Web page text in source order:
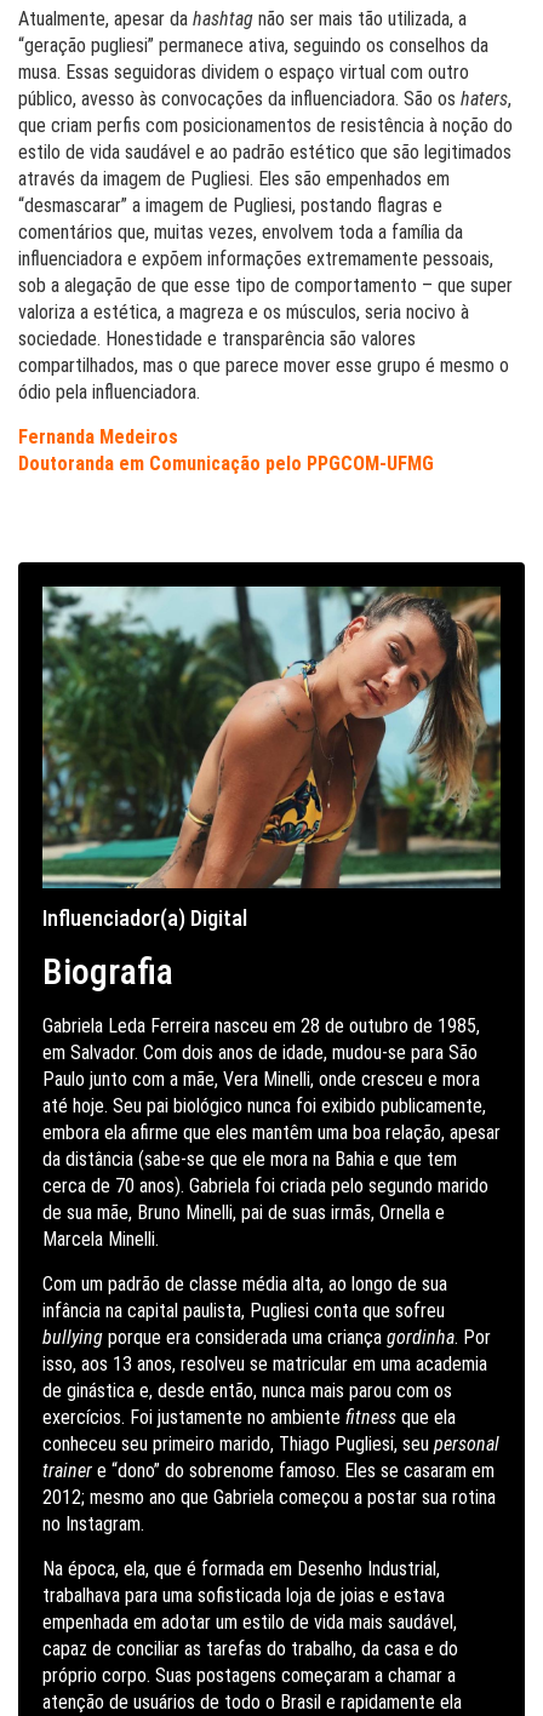
Atualmente, apesar da hashtag não ser mais tão utilizada, a
“geração pugliesi” permanece ativa, seguindo os conselhos da
musa. Essas seguidoras dividem o espaço virtual com outro
público, avesso às convocações da influenciadora. São os haters,
que criam perfis com posicionamentos de resistência à noção do
estilo de vida saudável e ao padrão estético que são legitimados
através da imagem de Pugliesi. Eles são empenhados em
“desmascarar” a imagem de Pugliesi, postando flagras e
comentários que, muitas vezes, envolvem toda a família da
influenciadora e expõem informações extremamente pessoais,
sob a alegação de que esse tipo de comportamento – que super
valoriza a estética, a magreza e os músculos, seria nocivo à
sociedade. Honestidade e transparência são valores
compartilhados, mas o que parece mover esse grupo é mesmo o
ódio pela influenciadora.
Fernanda Medeiros
Doutoranda em Comunicação pelo PPGCOM-UFMG
Influenciador(a) Digital
Biografia
Gabriela Leda Ferreira nasceu em 28 de outubro de 1985,
em Salvador. Com dois anos de idade, mudou-se para São
Paulo junto com a mãe, Vera Minelli, onde cresceu e mora
até hoje. Seu pai biológico nunca foi exibido publicamente,
embora ela afirme que eles mantêm uma boa relação, apesar
da distância (sabe-se que ele mora na Bahia e que tem
cerca de 70 anos). Gabriela foi criada pelo segundo marido
de sua mãe, Bruno Minelli, pai de suas irmãs, Ornella e
Marcela Minelli.
Com um padrão de classe média alta, ao longo de sua
infância na capital paulista, Pugliesi conta que sofreu
bullying porque era considerada uma criança gordinha. Por
isso, aos 13 anos, resolveu se matricular em uma academia
de ginástica e, desde então, nunca mais parou com os
exercícios. Foi justamente no ambiente fitness que ela
conheceu seu primeiro marido, Thiago Pugliesi, seu personal
trainer e “dono” do sobrenome famoso. Eles se casaram em
2012; mesmo ano que Gabriela começou a postar sua rotina
no Instagram.
Na época, ela, que é formada em Desenho Industrial,
trabalhava para uma sofisticada loja de joias e estava
empenhada em adotar um estilo de vida mais saudável,
capaz de conciliar as tarefas do trabalho, da casa e do
próprio corpo. Suas postagens começaram a chamar a
atenção de usuários de todo o Brasil e rapidamente ela